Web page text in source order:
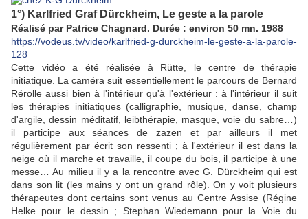
1°) Karlfried Graf Dürckheim, Le geste a la parole
Réalisé par Patrice Chagnard. Durée : environ 50 mn. 1988
https://vodeus.tv/video/karlfried-g-durckheim-le-geste-a-la-parole-
128
Cette vidéo a été réalisée à Rütte, le centre de thérapie
initiatique. La caméra suit essentiellement le parcours de Bernard
Rérolle aussi bien à l'intérieur qu'à l'extérieur : à l'intérieur il suit
les thérapies initiatiques (calligraphie, musique, danse, champ
d'argile, dessin méditatif, leibthérapie, masque, voie du sabre…)
il participe aux séances de zazen et par ailleurs il met
régulièrement par écrit son ressenti ; à l'extérieur il est dans la
neige où il marche et travaille, il coupe du bois, il participe à une
messe… Au milieu il y a la rencontre avec G. Dürckheim qui est
dans son lit (les mains y ont un grand rôle). On y voit plusieurs
thérapeutes dont certains sont venus au Centre Assise (Régine
Helke pour le dessin ; Stephan Wiedemann pour la Voie du